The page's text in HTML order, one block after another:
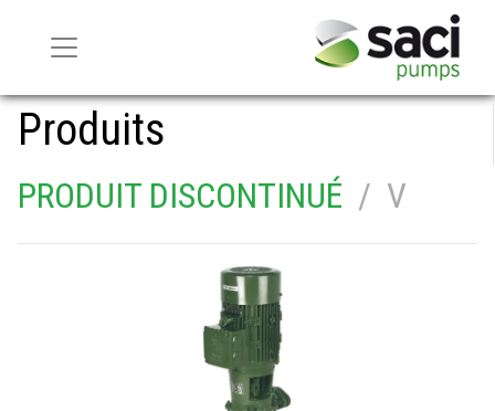
Produits
PRODUIT DISCONTINUÉ / V